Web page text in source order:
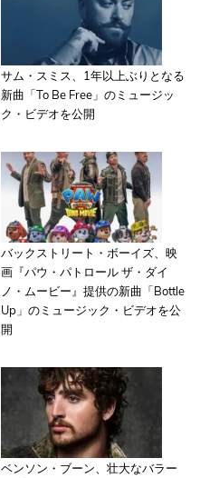
サム・スミス、1年以上ぶりとなる
新曲「To Be Free」のミュージッ
ク・ビデオを公開
バックストリート・ボーイズ、映
画『パウ・パトロール ザ・ダイ
ノ・ムービー』提供の新曲「Bottle
Up」のミュージック・ビデオを公
開
ベンソン・ブーン、壮大なバラー